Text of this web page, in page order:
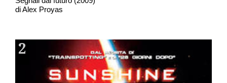
di Alex Proyas
2